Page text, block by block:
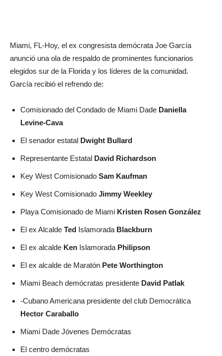
Miami, FL-Hoy, el ex congresista demócrata Joe García
anunció una ola de respaldo de prominentes funcionarios
elegidos sur de la Florida y los líderes de la comunidad.
García recibió el refrendo de:
Comisionado del Condado de Miami Dade Daniella
Levine-Cava
El senador estatal Dwight Bullard
Representante Estatal David Richardson
Key West Comisionado Sam Kaufman
Key West Comisionado Jimmy Weekley
Playa Comisionado de Miami Kristen Rosen González
El ex Alcalde Ted Islamorada Blackburn
El ex alcalde Ken Islamorada Philipson
El ex alcalde de Maratón Pete Worthington
Miami Beach demócratas presidente David Patlak
-Cubano Americana presidente del club Democrática
Hector Caraballo
Miami Dade Jóvenes Demócratas
El centro demócratas